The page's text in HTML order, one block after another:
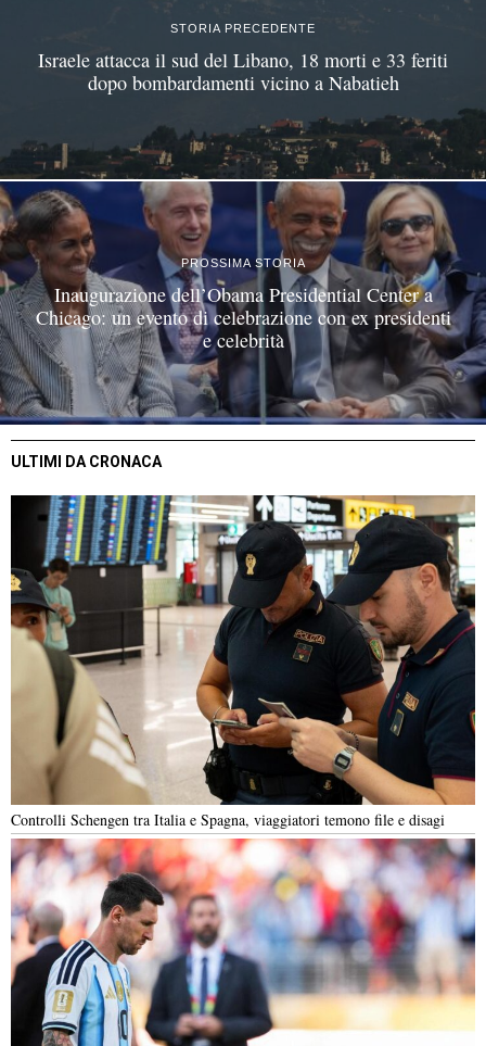
STORIA PRECEDENTE
Israele attacca il sud del Libano, 18 morti e 33 feriti
dopo bombardamenti vicino a Nabatieh
PROSSIMA STORIA
Inaugurazione dell’Obama Presidential Center a
Chicago: un evento di celebrazione con ex presidenti
e celebrità
ULTIMI DA CRONACA
Controlli Schengen tra Italia e Spagna, viaggiatori temono file e disagi